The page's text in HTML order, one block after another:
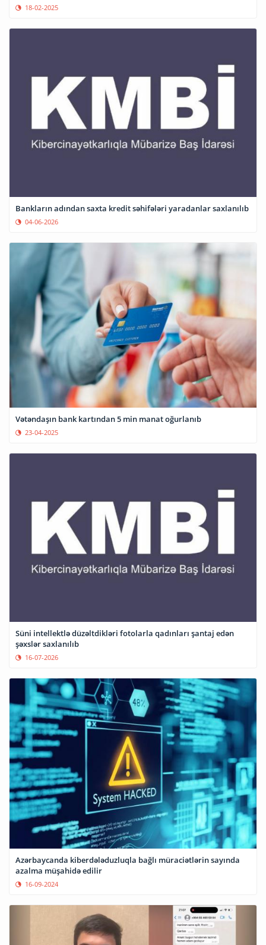
18-02-2025
Bankların adından saxta kredit səhifələri yaradanlar saxlanılıb
04-06-2026
Vətəndaşın bank kartından 5 min manat oğurlanıb
23-04-2025
Süni intellektlə düzəltdikləri fotolarla qadınları şantaj edən
şəxslər saxlanılıb
16-07-2026
Azərbaycanda kiberdələduzluqla bağlı müraciətlərin sayında
azalma müşahidə edilir
16-09-2024